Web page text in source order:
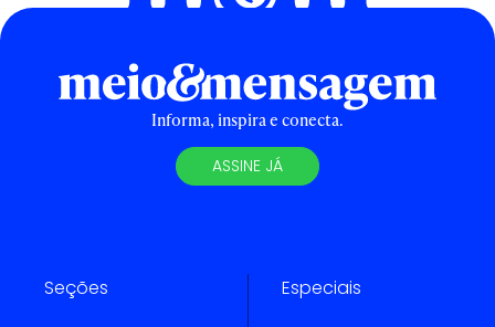
Informa, inspira e conecta.
ASSINE JÁ
Seções Especiais